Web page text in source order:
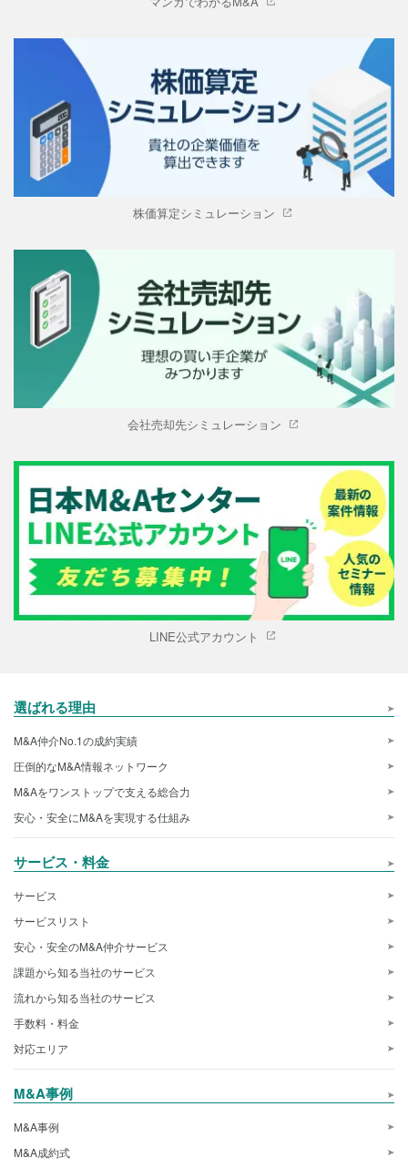
株価算定シミュレーション
会社売却先シミュレーション
LINE公式アカウント
選ばれる理由
M&A仲介No.1の成約実績
圧倒的なM&A情報ネットワーク
M&Aをワンストップで支える総合力
安心・安全にM&Aを実現する仕組み
サービス・料金
サービス
サービスリスト
安心・安全のM&A仲介サービス
課題から知る当社のサービス
流れから知る当社のサービス
手数料・料金
対応エリア
M&A事例
M&A事例
M&A成約式